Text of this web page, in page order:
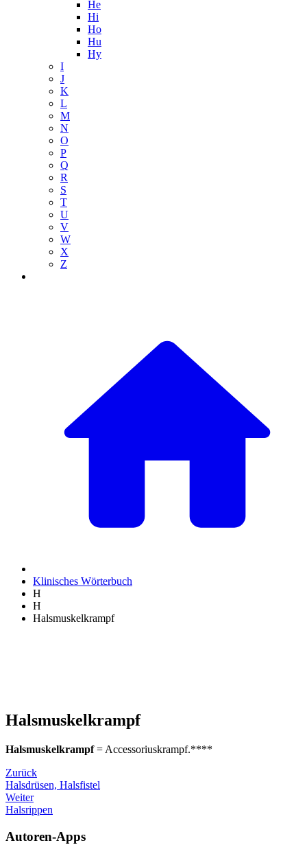
He
Hi
Ho
Hu
Hy
I
J
K
L
M
N
O
P
Q
R
S
T
U
V
W
X
Z
Klinisches Wörterbuch
H
H
Halsmuskelkrampf
Halsmuskelkrampf
Halsmuskelkrampf= Accessoriuskrampf.****
Zurück
Halsdrüsen, Halsfistel
Weiter
Halsrippen
Autoren-Apps